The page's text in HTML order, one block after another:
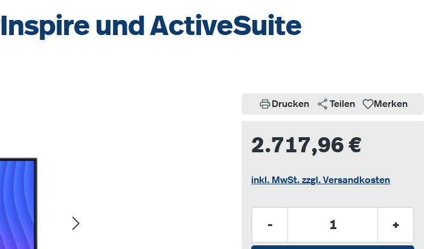
und ActiveSuite
Drucken
Teilen Merken
2.717,96 €
inkl. MwSt. zzgl. Versandkosten
Produkt Anzahl: Gib den
- +